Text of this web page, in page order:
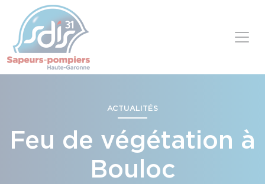
ACTUALITÉS
Feu de végétation à
Bouloc
Panneau de gestion des cookies